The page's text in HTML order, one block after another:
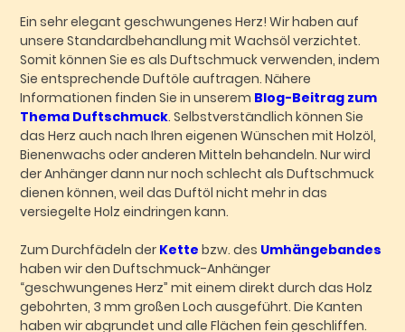
Ein sehr elegant geschwungenes Herz! Wir haben auf
unsere Standardbehandlung mit Wachsöl verzichtet.
Somit können Sie es als Duftschmuck verwenden, indem
Sie entsprechende Duftöle auftragen. Nähere
Informationen finden Sie in unserem Blog-Beitrag zum
Thema Duftschmuck. Selbstverständlich können Sie
das Herz auch nach Ihren eigenen Wünschen mit Holzöl,
Bienenwachs oder anderen Mitteln behandeln. Nur wird
der Anhänger dann nur noch schlecht als Duftschmuck
dienen können, weil das Duftöl nicht mehr in das
versiegelte Holz eindringen kann.
Zum Durchfädeln der Kette bzw. des Umhängebandes
haben wir den Duftschmuck-Anhänger
“geschwungenes Herz” mit einem direkt durch das Holz
gebohrten, 3 mm großen Loch ausgeführt. Die Kanten
haben wir abgrundet und alle Flächen fein geschliffen.